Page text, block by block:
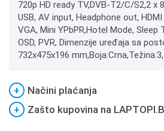
720p HD ready TV,DVB-T2/C/S2,2 x
USB, AV input, Headphone out,
VGA, Mini YPbPR,Hotel Mode, Sleep
OSD, PVR, Dimenzije uređaja sa
732x475x196
+
Načini plaćanja
+
Zašto kupovina na